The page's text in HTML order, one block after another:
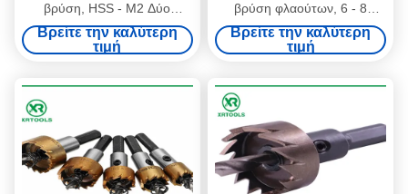
βρύση, HSS - M2 Δύο
φλάουτες βρύση χέρι νήμα
Τύπος για τρύπα με νήμα
Βρείτε την καλύτερη
τιμή
βρύση φλαούτων, 6 - 8
τέμνουσες βρύσες νημάτων
πισσών
Βρείτε την καλύτερη
τιμή